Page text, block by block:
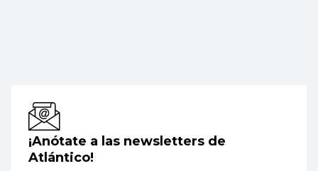
¡Anótate a las newsletters de
Atlántico!